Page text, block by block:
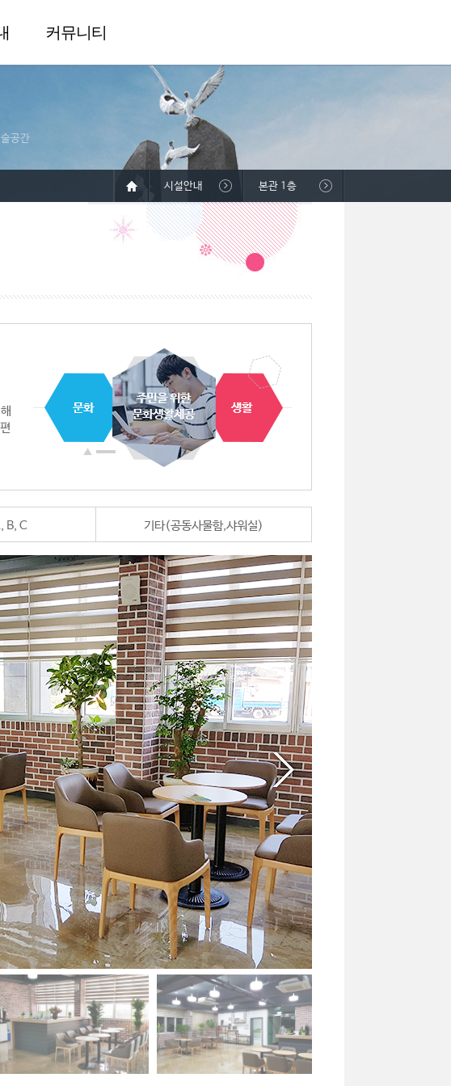
커뮤니티
공간
시설안내 본관 1층
B, C 기타(공동사물함,샤워실)